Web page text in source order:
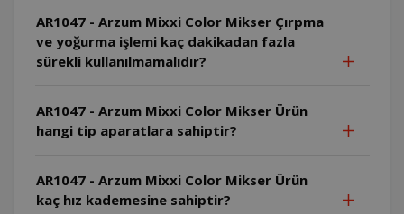
AR1047 - Arzum Mixxi Color Mikser Çırpma
ve yoğurma işlemi kaç dakikadan fazla
sürekli kullanılmamalıdır?
AR1047 - Arzum Mixxi Color Mikser Ürün
hangi tip aparatlara sahiptir?
AR1047 - Arzum Mixxi Color Mikser Ürün
kaç hız kademesine sahiptir?